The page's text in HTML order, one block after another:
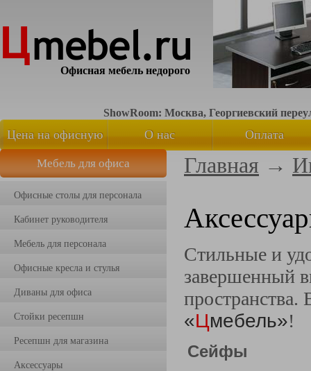
Офисная мебель недорого
ShowRoom: Москва, Георгиевский
Цена на офисную
мебель
О нас Оплата
Мебель для офиса
Офисные столы для персонала
Кабинет руководителя
Мебель для персонала
Офисные кресла и стулья
Диваны для офиса
Стойки ресепшн
Ресепшн для магазина
Аксессуары
Главная →
Стильные и
завершенный
«Цмебель»!
Сейфы